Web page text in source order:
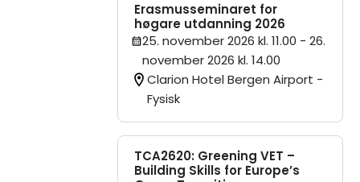
Erasmusseminaret for
høgare utdanning 2026
25. november 2026 kl. 11.00 - 26.
november 2026 kl. 14.00
Clarion Hotel Bergen Airport -
Fysisk
TCA2620: Greening VET –
Building Skills for Europe’s